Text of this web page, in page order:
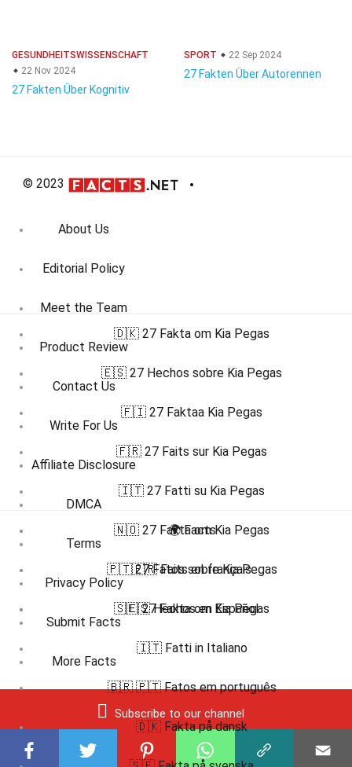
GESUNDHEITSWISSENSCHAFT
22 Nov 2024
27 Fakten Über Kognitiv
SPORT 22 Sep 2024
27 Fakten Über Autorennen
© 2023
About Us
Editorial Policy
Meet the Team
Product Review
Contact Us
Write For Us
Affiliate Disclosure
DMCA
Terms
Privacy Policy
Submit Facts
More Facts
Subscribe to our channel
🇩🇰 27 Fakta om Kia Pegas
🇪🇸 27 Hechos sobre Kia Pegas
🇫🇮 27 Faktaa Kia Pegas
🇫🇷 27 Faits sur Kia Pegas
🇮🇹 27 Fatti su Kia Pegas
🇳🇴 27 Fakta om Kia Pegas
🇵🇹 27 Fatos sobre Kia Pegas
🇸🇪 27 Fakta om Kia Pegas
🌍 Facts
🇫🇷 Faits en français
🇪🇸 Hechos en Español
🇮🇹 Fatti in Italiano
🇧🇷 🇵🇹 Fatos em português
🇩🇰 Fakta på dansk